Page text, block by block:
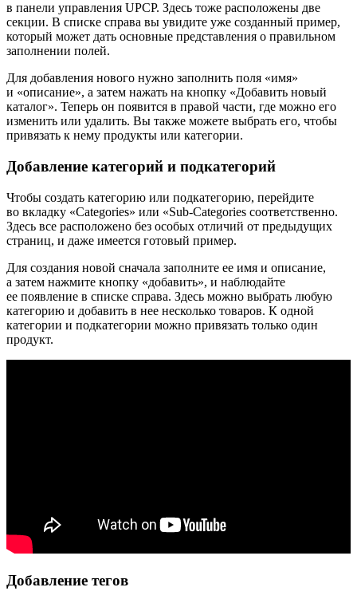
в панели управления UPCP. Здесь тоже расположены две
секции. В списке справа вы увидите уже созданный пример,
который может дать основные представления о правильном
заполнении полей.
Для добавления нового нужно заполнить поля «имя»
и «описание», а затем нажать на кнопку «Добавить новый
каталог». Теперь он появится в правой части, где можно его
изменить или удалить. Вы также можете выбрать его, чтобы
привязать к нему продукты или категории.
Добавление категорий и подкатегорий
Чтобы создать категорию или подкатегорию, перейдите
во вкладку «Categories» или «Sub-Categories соответственно.
Здесь все расположено без особых отличий от предыдущих
страниц, и даже имеется готовый пример.
Для создания новой сначала заполните ее имя и описание,
а затем нажмите кнопку «добавить», и наблюдайте
ее появление в списке справа. Здесь можно выбрать любую
категорию и добавить в нее несколько товаров. К одной
категории и подкатегории можно привязать только один
продукт.
Добавление тегов